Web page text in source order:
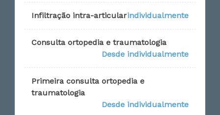
Infiltração intra-articularindividualmente
Consulta ortopedia e traumatologia
Desde individualmente
Primeira consulta ortopedia e
traumatologia
Desde individualmente